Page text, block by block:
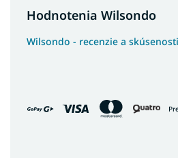
Hodnotenia Wilsondo
Wilsondo - recenzie a